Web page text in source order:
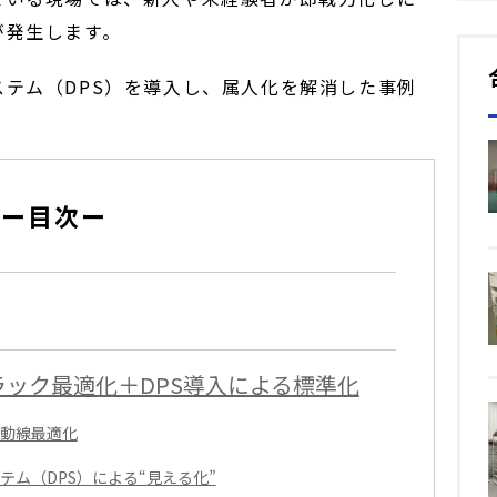
生します。
ム（DPS）を導入し、属人化を解消した事例
ー目次ー
ク最適化＋DPS導入による標準化
線最適化
（DPS）による“見える化”